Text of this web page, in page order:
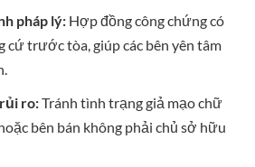
pháp lý:Hợp đồng công chứng có
cứ trước tòa, giúp các bên yên tâm
ro:Tránh tình trạng giả mạo chữ
bên bán không phải chủ sở hữu